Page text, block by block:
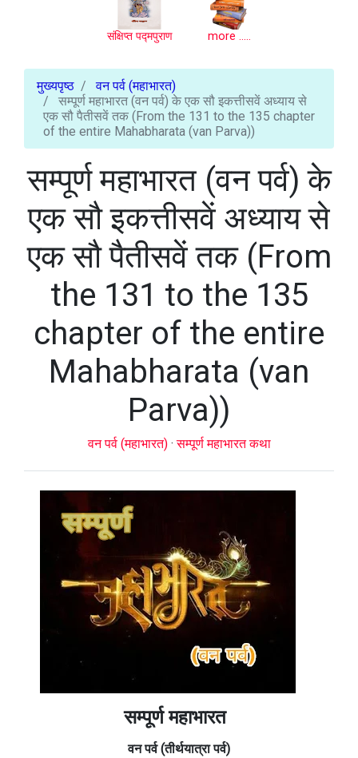
संक्षिप्त पद्मपुराण more .....
मुख्यपृष्ठ
वन पर्व (महाभारत)
सम्पूर्ण महाभारत (वन पर्व) के एक सौ इकत्तीसवें अध्याय से
एक सौ पैतीसवें तक (From the 131 to the 135 chapter
of the entire Mahabharata (van Parva))
सम्पूर्ण महाभारत (वन पर्व) के
एक सौ इकत्तीसवें अध्याय से
एक सौ पैतीसवें तक (From
the 131 to the 135
chapter of the entire
Mahabharata (van
Parva))
वन पर्व (महाभारत) ·सम्पूर्ण महाभारत कथा
सम्पूर्ण महाभारत
वनपर्व(तीर्थयात्रा पर्व)